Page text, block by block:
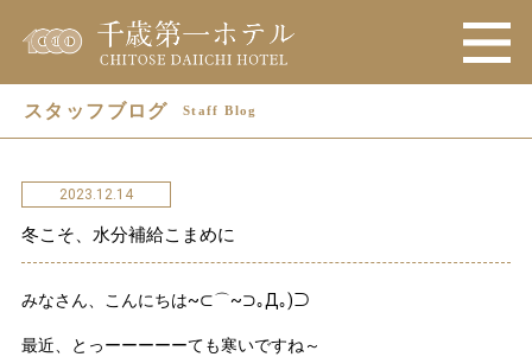
スタッフブログ Staff Blog
2023.12.14
冬こそ、水分補給こまめに
みなさん、こんにちは~⊂⌒~⊃｡Д｡)⊃
最近、とっーーーーーても寒いですね～